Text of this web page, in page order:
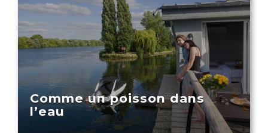
Comme un poisson dans
l’eau